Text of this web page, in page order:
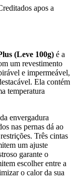
apos a
(Leve 100g) é a
um revestimento
e impermeável,
Ela contém
temperatura
envergadura
nas pernas dá ao
Três cintas
um ajuste
garante o
escolher entre a
o calor da sua